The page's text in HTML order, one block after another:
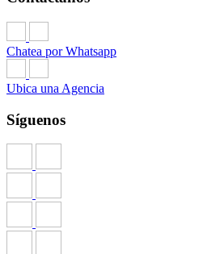
Chatea por Whatsapp
Ubica una Agencia
Síguenos